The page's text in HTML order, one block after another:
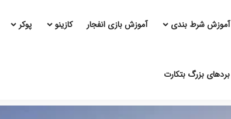
آموزش شرط بندی آموزش بازی انفجار کازینو پوکر
بردهای بزرگ بتکارت